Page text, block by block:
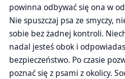
powinna odbywać się ona w
Nie spuszczaj psa ze smyczy,
sobie bez żadnej kontroli.
nadal jesteś obok i
bezpieczeństwo. Po czasie
poznać się z psami z okolicy.